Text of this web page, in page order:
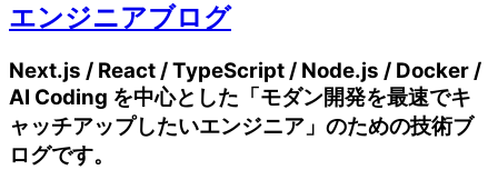
エンジニアブログ
Next.js / React / TypeScript / Node.js / Docker /
AI Coding を中心とした「モダン開発を最速でキ
ャッチアップしたいエンジニア」のための技術ブ
ログです。